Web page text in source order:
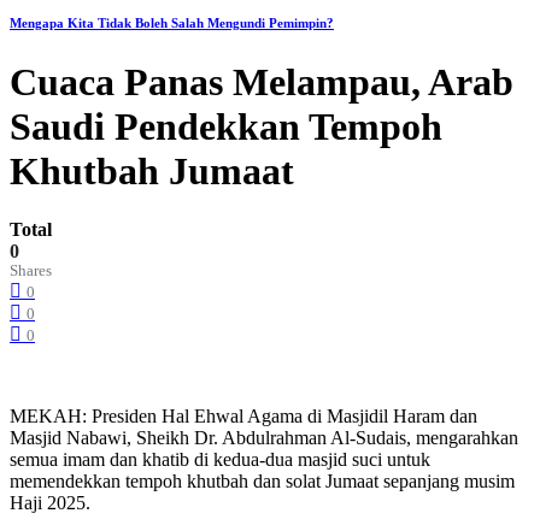
Mengapa Kita Tidak Boleh Salah Mengundi Pemimpin?
Cuaca Panas Melampau, Arab
Saudi Pendekkan Tempoh
Khutbah Jumaat
Total
0
Shares
0
0
0
MEKAH: Presiden Hal Ehwal Agama di Masjidil Haram dan
Masjid Nabawi, Sheikh Dr. Abdulrahman Al-Sudais, mengarahkan
semua imam dan khatib di kedua-dua masjid suci untuk
memendekkan tempoh khutbah dan solat Jumaat sepanjang musim
Haji 2025.